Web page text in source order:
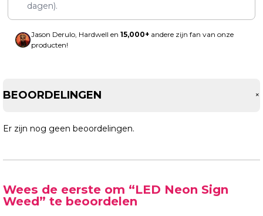
dagen).
Jason Derulo, Hardwell en 15,000+ andere zijn fan van onze
producten!
BEOORDELINGEN +
Er zijn nog geen beoordelingen.
Wees de eerste om “LED Neon Sign
Weed” te beoordelen